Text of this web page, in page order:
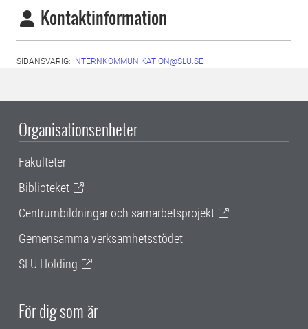
Kontaktinformation
SIDANSVARIG: INTERNKOMMUNIKATION@SLU.SE
Organisationsenheter
Fakulteter
Biblioteket
Centrumbildningar och samarbetsprojekt
Gemensamma verksamhetsstödet
SLU Holding
För dig som är